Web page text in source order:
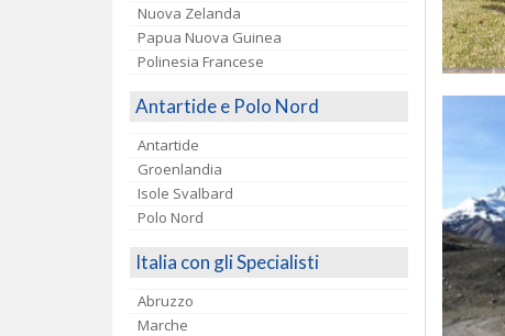
Nuova Zelanda
Papua Nuova Guinea
Polinesia Francese
Antartide e Polo Nord
Antartide
Groenlandia
Isole Svalbard
Polo Nord
Italia con gli Specialisti
Abruzzo
Marche